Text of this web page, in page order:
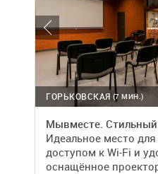
(7 МИН.)
ГОРЬКОВСКАЯ
Мывместе.
Идеальное место
доступом к Wi-Fi и
оснащённое